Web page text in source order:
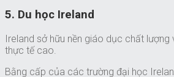
5. Du học Ireland
Ireland sở hữu nền giáo dục chất
thực tế cao.
Bằng cấp của các trường đại học